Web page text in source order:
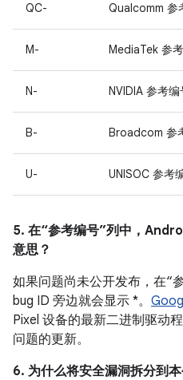
QC- Qualcomm 参
M- MediaTek 参
N- NVIDIA 参考编
B- Broadcom 参
U- UNISOC 参考
5. 在“参考编号”列中，
意思？
如果问题尚未公开发布，在“
bug ID 旁边就会显示 *。
Pixel 设备的最新二进制驱动
问题的更新。
6. 为什么将安全漏洞拆分到